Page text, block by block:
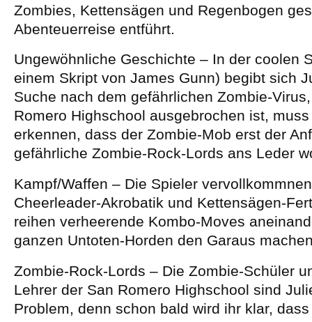
Zombies, Kettensägen und Regenbogen
Abenteuerreise entführt.
Ungewöhnliche Geschichte – In der coolen
einem Skript von James Gunn) begibt sich
Suche nach dem gefährlichen Zombie-
Romero Highschool ausgebrochen ist,
erkennen, dass der Zombie-Mob erst der
gefährliche Zombie-Rock-Lords ans Leder
Kampf/Waffen – Die Spieler
Cheerleader-Akrobatik und Kettensägen-
reihen verheerende Kombo-Moves
ganzen Untoten-Horden den Garaus
Zombie-Rock-Lords – Die Zombie-Schüler
Lehrer der San Romero Highschool sind
Problem, denn schon bald wird ihr klar,